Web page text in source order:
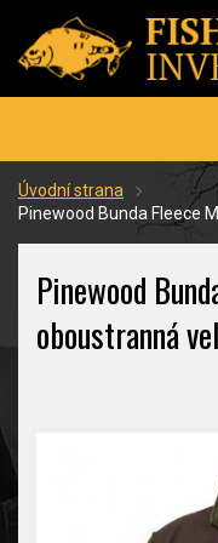
Úvodní strana
Pinewood Bunda Fleece
Pinewood
oboustranná